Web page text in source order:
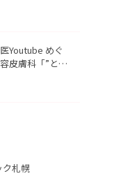
副作用・リバ
した。
Youtube めぐ
皮膚科「”とお
に本気で答え
ク札幌